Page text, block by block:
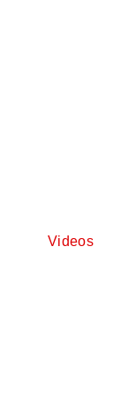
Videos